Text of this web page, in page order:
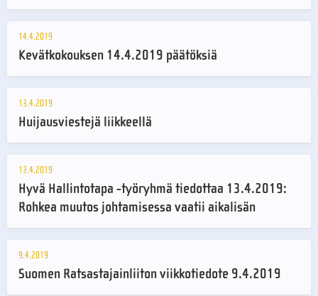
14.4.2019
Kevätkokouksen 14.4.2019 päätöksiä
13.4.2019
Huijausviestejä liikkeellä
13.4.2019
Hyvä Hallintotapa -työryhmä tiedottaa 13.4.2019:
Rohkea muutos johtamisessa vaatii aikalisän
9.4.2019
Suomen Ratsastajainliiton viikkotiedote 9.4.2019